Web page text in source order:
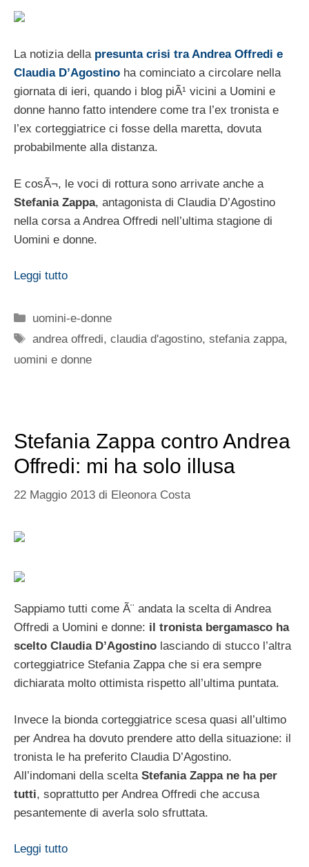
La notizia della presunta crisi tra Andrea Offredi e
Claudia D’Agostino ha cominciato a circolare nella
giornata di ieri, quando i blog piÃ¹ vicini a Uomini e
donne hanno fatto intendere come tra l’ex tronista e
l’ex corteggiatrice ci fosse della maretta, dovuta
probabilmente alla distanza.
E cosÃ¬, le voci di rottura sono arrivate anche a
Stefania Zappa, antagonista di Claudia D’Agostino
nella corsa a Andrea Offredi nell’ultima stagione di
Uomini e donne.
Leggi tutto
Categorie
uomini-e-donne
Tag
andrea offredi,claudia d'agostino,stefania zappa,
uomini e donne
Stefania Zappa contro Andrea
Offredi: mi ha solo illusa
22 Maggio 2013 di Eleonora Costa
Sappiamo tutti come Ã¨ andata la scelta di Andrea
Offredi a Uomini e donne: il tronista bergamasco ha
scelto Claudia D’Agostino lasciando di stucco l’altra
corteggiatrice Stefania Zappa che si era sempre
dichiarata molto ottimista rispetto all’ultima puntata.
Invece la bionda corteggiatrice scesa quasi all’ultimo
per Andrea ha dovuto prendere atto della situazione: il
tronista le ha preferito Claudia D’Agostino.
All’indomani della scelta Stefania Zappa ne ha per
tutti, soprattutto per Andrea Offredi che accusa
pesantemente di averla solo sfruttata.
Leggi tutto